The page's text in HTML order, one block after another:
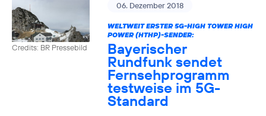
Credits: BR Pressebild
06. Dezember 2018
WELTWEIT ERSTER 5G-HIGH TOWER HIGH
POWER (HTHP)-SENDER:
Bayerischer
Rundfunk sendet
Fernsehprogramm
testweise im 5G-
Standard